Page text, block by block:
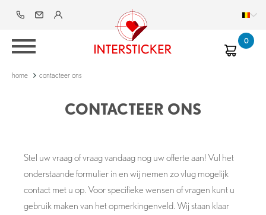
Overslaan
naar
inhoud
0
home contacteer ons
CONTACTEER ONS
Stel uw vraag of vraag vandaag nog uw offerte aan! Vul het
onderstaande formulier in en wij nemen zo vlug mogelijk
contact met u op. Voor specifieke wensen of vragen kunt u
gebruik maken van het opmerkingenveld. Wij staan klaar